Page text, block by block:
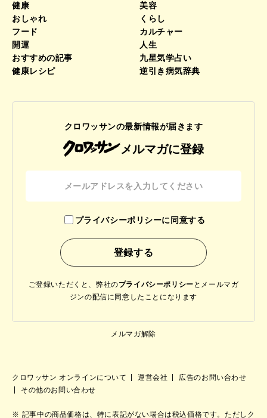
健康
美容
おしゃれ
くらし
フード
カルチャー
開運
人生
おすすめの記事
九星気学占い
健康レシピ
逆引き病気辞典
クロワッサンの最新情報が届きます
メルマガに登録
プライバシーポリシーに同意する
ご登録いただくと、弊社のプライバシーポリシー と メールマガ
ジンの配信に同意したことになります
メルマガ解除
クロワッサン オンラインについて 運営会社
広告のお問い合わせ
その他のお問い合わせ
記事中の商品価格は、特に表記がない場合は税込価格です。ただしク